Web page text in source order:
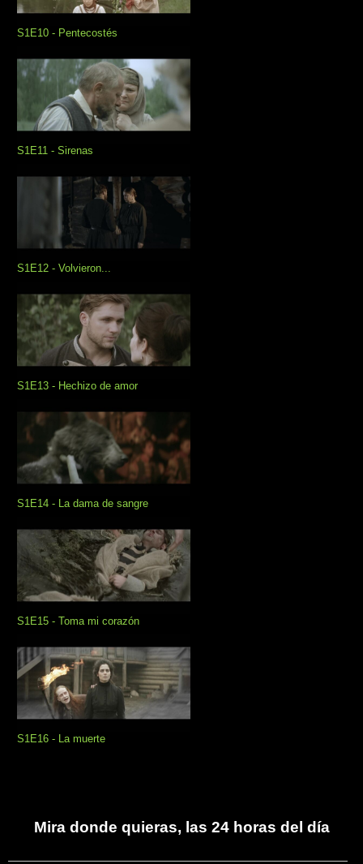
S1E10 - Pentecostés
S1E11 - Sirenas
S1E12 - Volvieron...
S1E13 - Hechizo de amor
S1E14 - La dama de sangre
S1E15 - Toma mi corazón
S1E16 - La muerte
Mira donde quieras, las 24 horas del día